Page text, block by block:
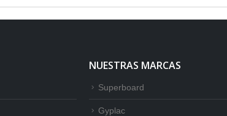
NUESTRAS MARCAS
Superboard
Gyplac